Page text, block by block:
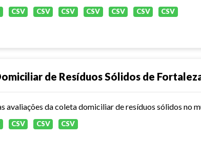
CSV CSV CSV CSV CSV CSV CSV
de Resíduos Sólidos de
avaliações da coleta domiciliar de resíduos sólidos no
CSV CSV CSV